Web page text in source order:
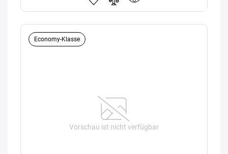
Vorschau ist nicht verfügbar
Economy-Klasse